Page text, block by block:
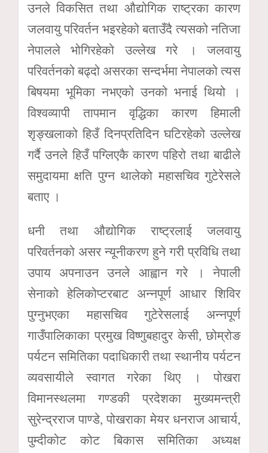
उनले विकसित तथा औद्योगिक राष्ट्रका कारण
जलवायु परिवर्तन भइरहेको बताउँदै त्यसको नतिजा
नेपालले भोगिरहेको उल्लेख गरे । जलवायु
परिवर्तनको बढ्दो असरका सन्दर्भमा नेपालको त्यस
बिषयमा भूमिका नभएको उनको भनाई थियो ।
विश्वव्यापी तापमान वृद्धिका कारण हिमाली
शृङ्खलाको हिउँ दिनप्रतिदिन घटिरहेको उल्लेख
गर्दै उनले हिउँ पग्लिएकै कारण पहिरो तथा बाढीले
समुदायमा क्षति पुग्न थालेको महासचिव गुटेरेसले
बताए ।
धनी तथा औद्योगिक राष्ट्रलाई जलवायु
परिवर्तनको असर न्यूनीकरण हुने गरी प्रविधि तथा
उपाय अपनाउन उनले आह्वान गरे । नेपाली
सेनाको हेलिकोप्टरबाट अन्नपूर्ण आधार शिविर
पुग्नुभएका महासचिव गुटेरेसलाई अन्नपूर्ण
गाउँपालिकाका प्रमुख विष्णुबहादुर केसी, छोम्रोङ
पर्यटन समितिका पदाधिकारी तथा स्थानीय पर्यटन
व्यवसायीले स्वागत गरेका थिए । पोखरा
विमानस्थलमा गण्डकी प्रदेशका मुख्यमन्त्री
सुरेन्द्रराज पाण्डे, पोखराका मेयर धनराज आचार्य,
पुम्दीकोट कोट बिकास समितिका अध्यक्ष